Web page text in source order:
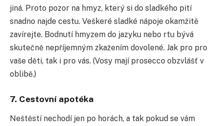
jiná. Proto pozor na hmyz, který si do sladkého pití
snadno najde cestu. Veškeré sladké nápoje okamžitě
zavírejte. Bodnutí hmyzem do jazyku nebo rtu bývá
skutečně nepříjemným zkažením dovolené. Jak pro pro
vaše děti, tak i pro vás. (Vosy mají prosecco obzvlášť v
oblibě.)
7. Cestovní apotéka
Neštěstí nechodí jen po horách, a tak pokud se vám